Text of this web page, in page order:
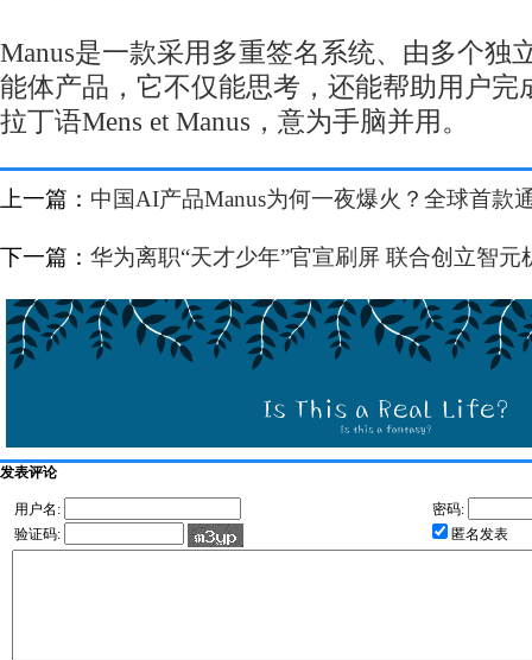
Manus是一款采用多重签名系统、由多个独
能体产品，它不仅能思考，还能帮助用户完
拉丁语Mens et Manus，意为手脑并用。
上一篇： 中国AI产品Manus为何一夜爆火？全球首款
下一篇： 华为离职“天才少年”官宣刷屏 联合创立智元
发表评论
用户名:
密码:
验证码:
匿名发表